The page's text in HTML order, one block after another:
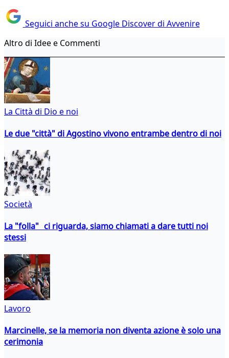
Seguici anche su Google Discover di Avvenire
Altro di Idee e Commenti
La Città di Dio e noi
Le due "città" di Agostino vivono entrambe dentro di noi
Società
La "folla" ci riguarda, siamo chiamati a dare tutti noi
stessi
Lavoro
Marcinelle, se la memoria non diventa azione è solo una
cerimonia